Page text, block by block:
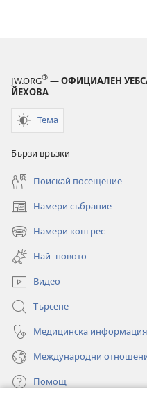
JW.ORG® — ОФИЦИАЛЕН
ЙЕХОВА
Тема
Бързи връзки
Поискай посещение
Намери събрание
(отваря
нов
прозорец)
Намери конгрес
(отваря
нов
прозорец)
Най–новото
Видео
Търсене
Медицинска информация
Международни
Помощ